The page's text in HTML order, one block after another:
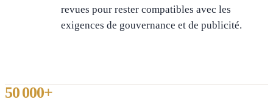
revues pour rester compatibles avec les
exigences de gouvernance et de publicité.
50 000+